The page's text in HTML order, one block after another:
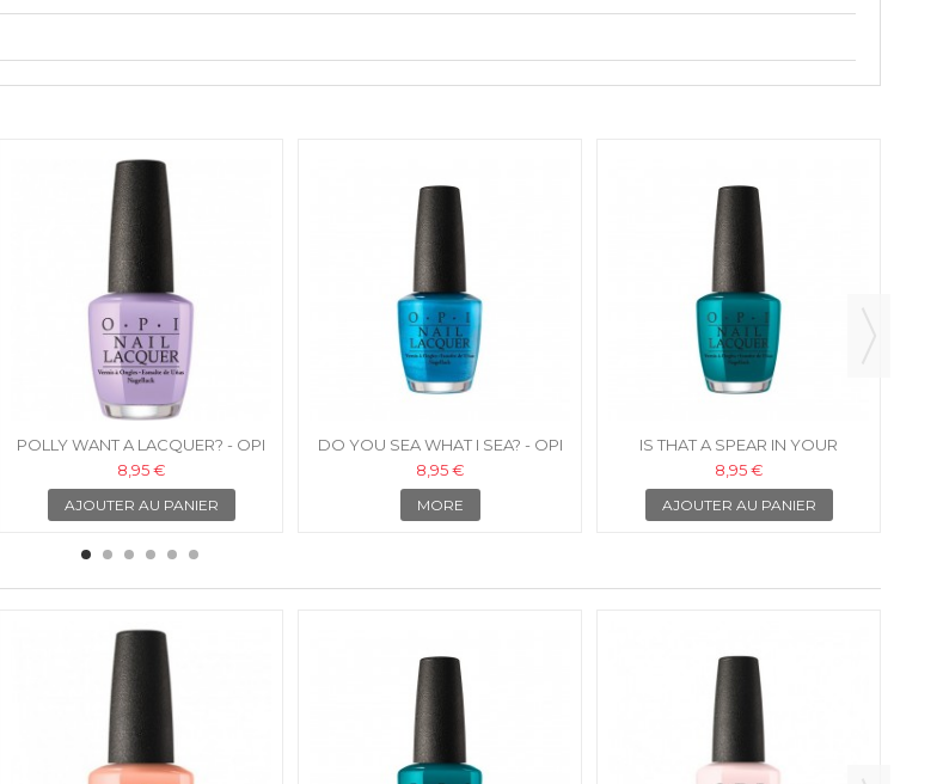
POLLY WANT A LACQUER? - OPI
VERNIS À ONGLES
8,95 €
AJOUTER AU PANIER
DO YOU SEA WHAT I SEA? - OPI
VERNIS À ONGLES
8,95 €
MORE
IS THAT A SPEAR IN YOUR
POCKET? - OPI VERNIS À
ONGLES
8,95 €
AJOUTER AU PANIER